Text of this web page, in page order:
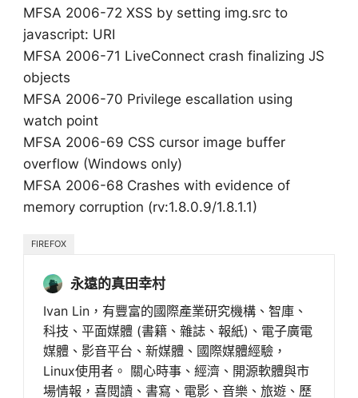
MFSA 2006-72 XSS by setting img.src to
javascript: URI
MFSA 2006-71 LiveConnect crash finalizing JS
objects
MFSA 2006-70 Privilege escallation using
watch point
MFSA 2006-69 CSS cursor image buffer
overflow (Windows only)
MFSA 2006-68 Crashes with evidence of
memory corruption (rv:1.8.0.9/1.8.1.1)
FIREFOX
永遠的真田幸村
Ivan Lin，有豐富的國際產業研究機構、智庫、
科技、平面媒體 (書籍、雜誌、報紙)、電子廣電
媒體、影音平台、新媒體、國際媒體經驗，
Linux使用者。 關心時事、經濟、開源軟體與市
場情報，喜閱讀、書寫、電影、音樂、旅遊、歷